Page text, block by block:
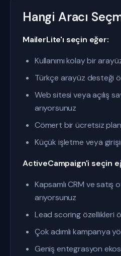
Hangi Aracı
MailerLite'ı seçin eğer:
Kullanımı kolay bir
Türkçe arayüz desteği
Web sitesi veya açılış
arıyorsunuz
Cömert bir ücretsiz
Küçük işletme veya
ActiveCampaign'i seçin
Kapsamlı CRM ve satış
arıyorsunuz
Lead scoring özellikleri
Çok adımlı kampanya
Geniş entegrasyon